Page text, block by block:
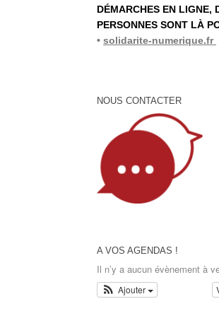
DÉMARCHES EN LIGNE,
PERSONNES SONT LÀ
• solidarite-numerique.fr
NOUS CONTACTER
A VOS AGENDAS !
Il n’y a aucun évènement à
Ajouter